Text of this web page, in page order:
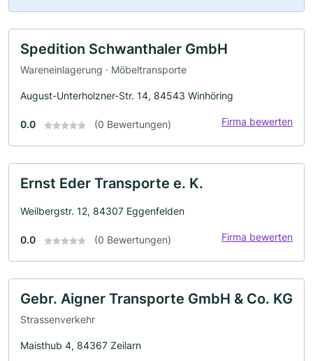
Spedition Schwanthaler GmbH
Wareneinlagerung · Möbeltransporte
August-Unterholzner-Str. 14, 84543 Winhöring
0.0 (0 Bewertungen) Firma bewerten
Ernst Eder Transporte e. K.
Weilbergstr. 12, 84307 Eggenfelden
0.0 (0 Bewertungen) Firma bewerten
Gebr. Aigner Transporte GmbH & Co. KG
Strassenverkehr
Maisthub 4, 84367 Zeilarn